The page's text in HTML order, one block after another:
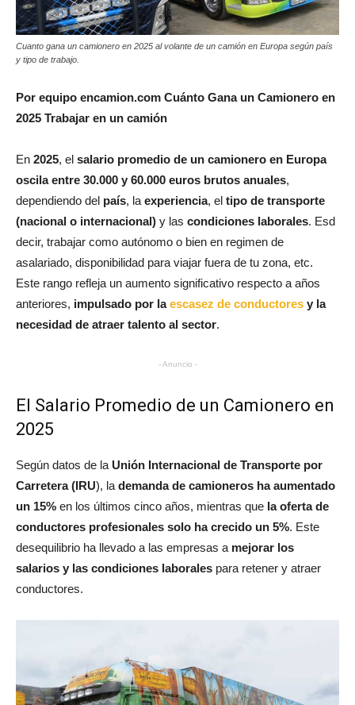
Cuanto gana un camionero en 2025 al volante de un camión en Europa según país
y tipo de trabajo.
Por equipo encamion.com Cuánto Gana un Camionero en
2025 Trabajar en un camión
En 2025, el salario promedio de un camionero en Europa
oscila entre 30.000 y 60.000 euros brutos anuales,
dependiendo del país, la experiencia, el tipo de transporte
(nacional o internacional) y las condiciones laborales. Esd
decir, trabajar como autónomo o bien en regimen de
asalariado, disponibilidad para viajar fuera de tu zona, etc.
Este rango refleja un aumento significativo respecto a años
anteriores, impulsado por laescasez de conductores y la
necesidad de atraer talento al sector.
- Anuncio -
El Salario Promedio de un Camionero en
2025
Según datos de la Unión Internacional de Transporte por
Carretera (IRU), la demanda de camioneros ha aumentado
un 15% en los últimos cinco años, mientras que la oferta de
conductores profesionales solo ha crecido un 5%. Este
desequilibrio ha llevado a las empresas a mejorar los
salarios y las condiciones laborales para retener y atraer
conductores.